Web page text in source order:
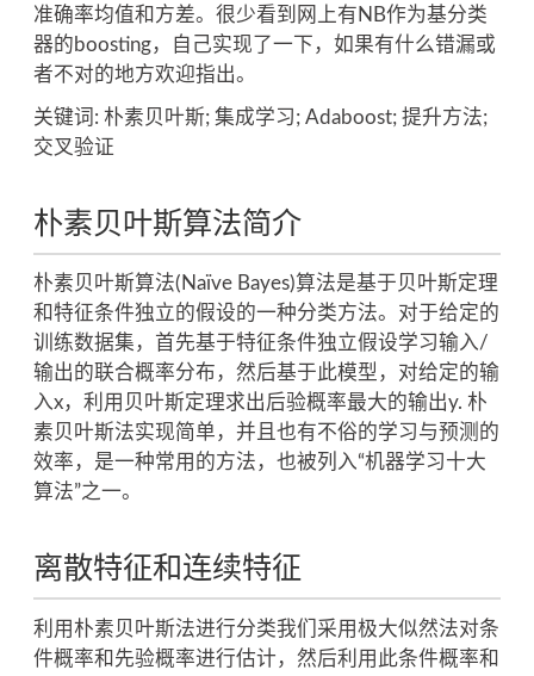
准确率均值和方差。很少看到网上有NB作为基分类
器的boosting，自己实现了一下，如果有什么错漏或
者不对的地方欢迎指出。
关键词: 朴素贝叶斯; 集成学习; Adaboost; 提升方法;
交叉验证
朴素贝叶斯算法简介
朴素贝叶斯算法(Naïve Bayes)算法是基于贝叶斯定理
和特征条件独立的假设的一种分类方法。对于给定的
训练数据集，首先基于特征条件独立假设学习输入/
输出的联合概率分布，然后基于此模型，对给定的输
入x，利用贝叶斯定理求出后验概率最大的输出y. 朴
素贝叶斯法实现简单，并且也有不俗的学习与预测的
效率，是一种常用的方法，也被列入“机器学习十大
算法”之一。
离散特征和连续特征
利用朴素贝叶斯法进行分类我们采用极大似然法对条
件概率和先验概率进行估计，然后利用此条件概率和